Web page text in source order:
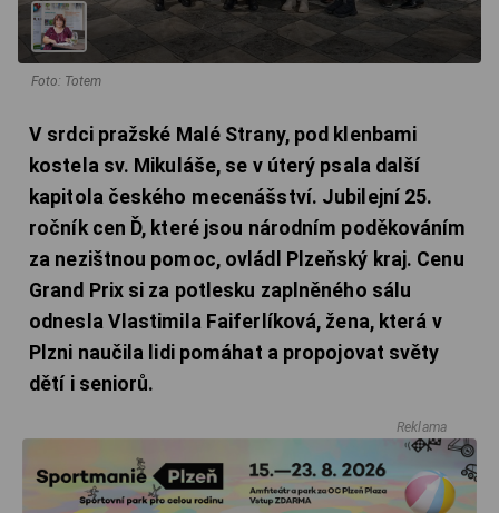
Foto: Totem
V srdci pražské Malé Strany, pod klenbami
kostela sv. Mikuláše, se v úterý psala další
kapitola českého mecenášství. Jubilejní 25.
ročník cen Ď, které jsou národním poděkováním
za nezištnou pomoc, ovládl Plzeňský kraj. Cenu
Grand Prix si za potlesku zaplněného sálu
odnesla Vlastimila Faiferlíková, žena, která v
Plzni naučila lidi pomáhat a propojovat světy
dětí i seniorů.
Reklama